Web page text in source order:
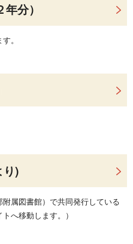
分）
。
)
属図書館）で共同発行している
へ移動します。）